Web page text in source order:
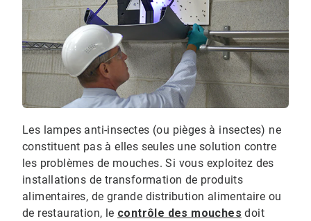
Les lampes anti-insectes (ou pièges à insectes) ne
constituent pas à elles seules une solution contre
les problèmes de mouches. Si vous exploitez des
installations de transformation de produits
alimentaires, de grande distribution alimentaire ou
de restauration, le contrôle des mouches doit